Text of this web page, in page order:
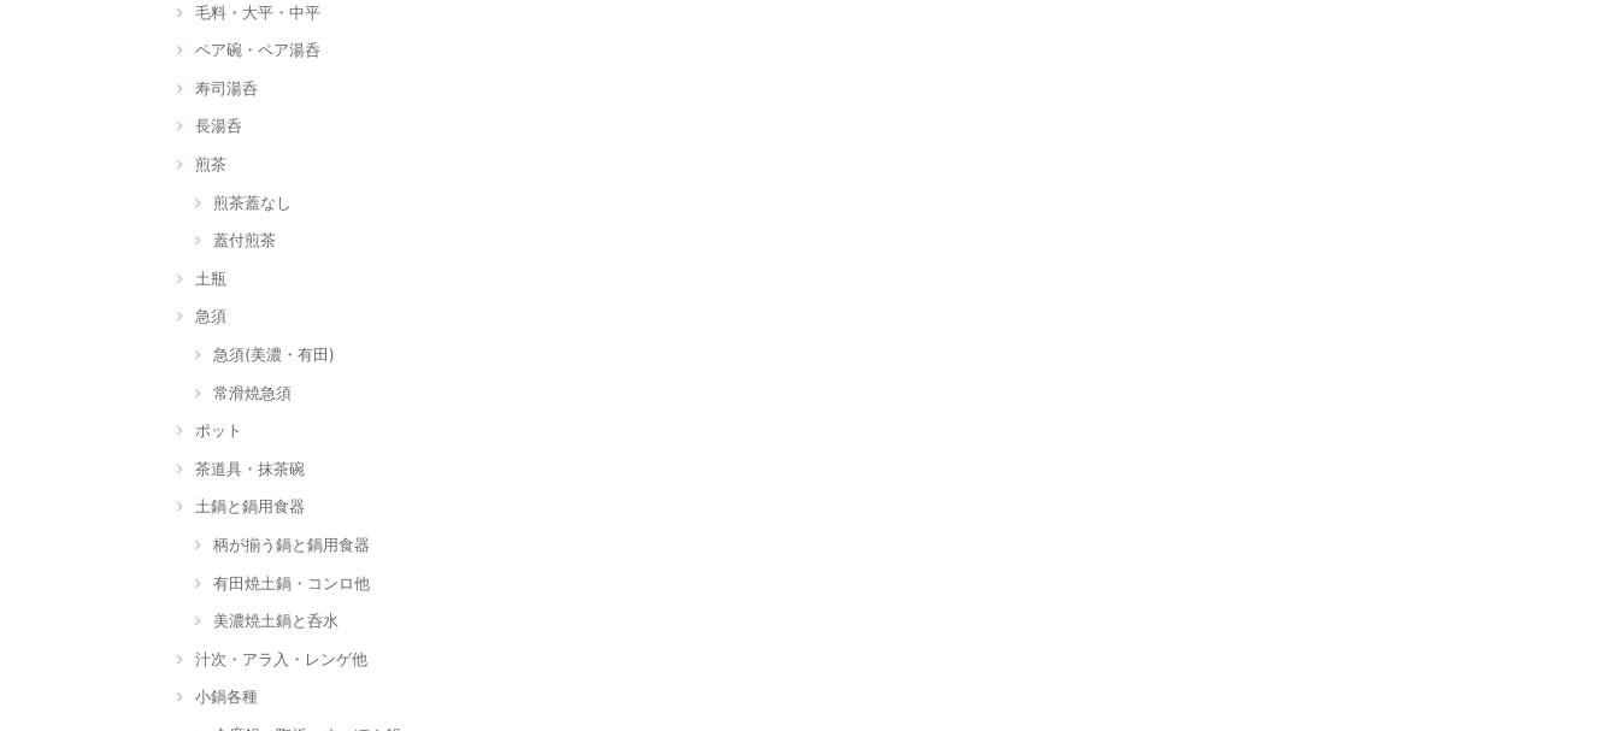
毛料・大平・中平
ペア碗・ペア湯呑
寿司湯呑
長湯呑
煎茶
煎茶蓋なし
蓋付煎茶
土瓶
急須
急須(美濃・有田)
常滑焼急須
ポット
茶道具・抹茶碗
土鍋と鍋用食器
柄が揃う鍋と鍋用食器
有田焼土鍋・コンロ他
美濃焼土鍋と呑水
汁次・アラ入・レンゲ他
小鍋各種